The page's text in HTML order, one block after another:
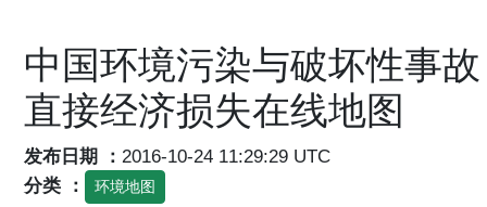
中国环境污染与破坏性事故
直接经济损失在线地图
发布日期 ： 2016-10-24 11:29:29 UTC
分类 ：
环境地图